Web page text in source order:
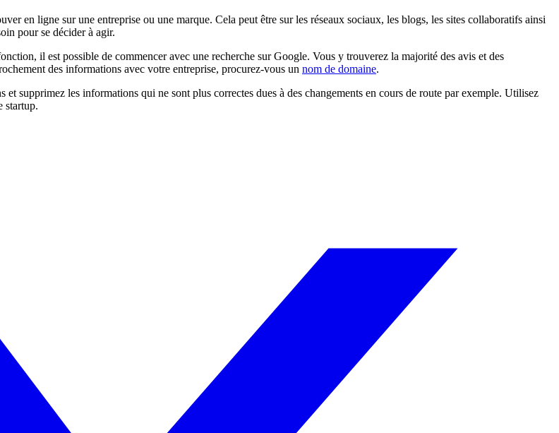
en ligne sur une entreprise ou une marque. Cela peut être sur les réseaux sociaux, les blogs, les sites collaboratifs ainsi
pour se décider à agir.
il est possible de commencer avec une recherche sur Google. Vous y trouverez la majorité des avis et des
des informations avec votre entreprise, procurez-vous un nom de domaine.
supprimez les informations qui ne sont plus correctes dues à des changements en cours de route par exemple. Utilisez
startup.